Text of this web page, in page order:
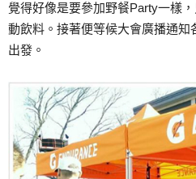
覺得好像是要參加野餐Party一樣
動飲料。接著便等候大會廣播通
出發。